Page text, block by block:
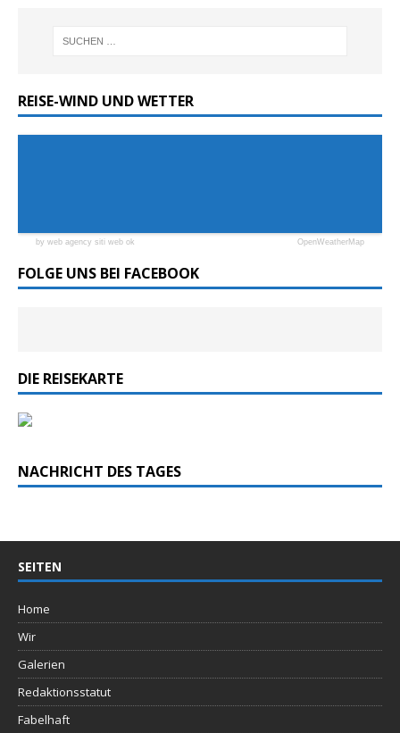
REISE-WIND UND WETTER
by web agency siti web ok OpenWeatherMap
FOLGE UNS BEI FACEBOOK
DIE REISEKARTE
NACHRICHT DES TAGES
SEITEN
Home
Wir
Galerien
Redaktionsstatut
Fabelhaft